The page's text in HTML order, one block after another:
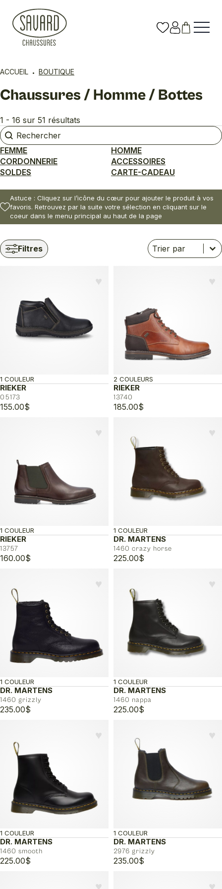
ACCUEIL BOUTIQUE
Chaussures / Homme / Bottes
1 - 16 sur 51 résultats
Rechercher
Rechercher
FEMME
HOMME
CORDONNERIE
ACCESSOIRES
SOLDES
CARTE-CADEAU
Astuce : Cliquez sur l’icône du cœur pour ajouter le produit à vos
favoris. Retrouvez par la suite votre sélection en cliquant sur le
coeur dans le menu principal au haut de la page
Filtres Trier
Trier le contenu
Trier le contenu
♥︎
RIEKER
05173
1 COULEUR
155.00$
♥︎
RIEKER
13740
2 COULEURS
185.00$
♥︎
RIEKER
13757
1 COULEUR
160.00$
♥︎
DR. MARTENS
1460 crazy horse
1 COULEUR
225.00$
♥︎
DR. MARTENS
1460 grizzly
1 COULEUR
235.00$
♥︎
DR. MARTENS
1460 nappa
1 COULEUR
225.00$
♥︎
DR. MARTENS
1460 smooth
1 COULEUR
225.00$
♥︎
DR. MARTENS
2976 grizzly
1 COULEUR
235.00$